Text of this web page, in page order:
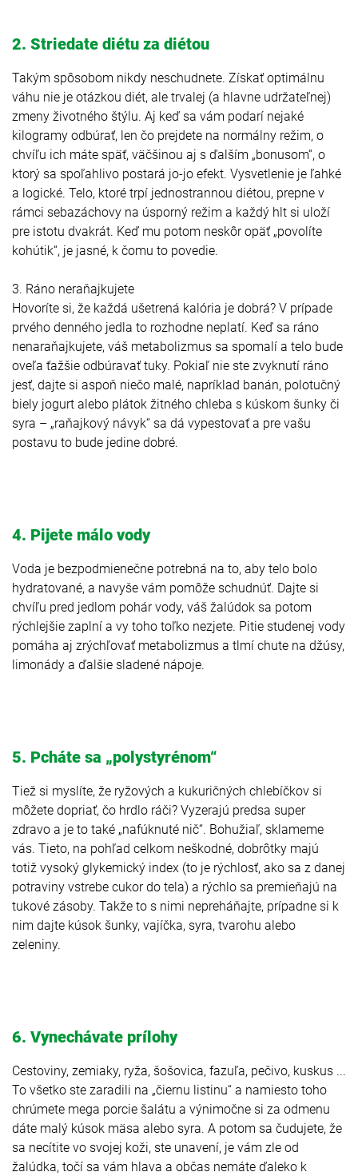
2. Striedate diétu za diétou
Takým spôsobom nikdy neschudnete. Získať optimálnu
váhu nie je otázkou diét, ale trvalej (a hlavne udržateľnej)
zmeny životného štýlu. Aj keď sa vám podarí nejaké
kilogramy odbúrať, len čo prejdete na normálny režim, o
chvíľu ich máte späť, väčšinou aj s ďalším „bonusom“, o
ktorý sa spoľahlivo postará jo-jo efekt. Vysvetlenie je ľahké
a logické. Telo, ktoré trpí jednostrannou diétou, prepne v
rámci sebazáchovy na úsporný režim a každý hlt si uloží
pre istotu dvakrát. Keď mu potom neskôr opäť „povolíte
kohútik“, je jasné, k čomu to povedie.
3. Ráno neraňajkujete
Hovoríte si, že každá ušetrená kalória je dobrá? V prípade
prvého denného jedla to rozhodne neplatí. Keď sa ráno
nenaraňajkujete, váš metabolizmus sa spomalí a telo bude
oveľa ťažšie odbúravať tuky. Pokiaľ nie ste zvyknutí ráno
jesť, dajte si aspoň niečo malé, napríklad banán, polotučný
biely jogurt alebo plátok žitného chleba s kúskom šunky či
syra – „raňajkový návyk“ sa dá vypestovať a pre vašu
postavu to bude jedine dobré.
4. Pijete málo vody
Voda je bezpodmienečne potrebná na to, aby telo bolo
hydratované, a navyše vám pomôže schudnúť. Dajte si
chvíľu pred jedlom pohár vody, váš žalúdok sa potom
rýchlejšie zaplní a vy toho toľko nezjete. Pitie studenej vody
pomáha aj zrýchľovať metabolizmus a tlmí chute na džúsy,
limonády a ďalšie sladené nápoje.
5. Pcháte sa „polystyrénom“
Tiež si myslíte, že ryžových a kukuričných chlebíčkov si
môžete dopriať, čo hrdlo ráči? Vyzerajú predsa super
zdravo a je to také „nafúknuté nič“. Bohužiaľ, sklameme
vás. Tieto, na pohľad celkom neškodné, dobrôtky majú
totiž vysoký glykemický index (to je rýchlosť, ako sa z danej
potraviny vstrebe cukor do tela) a rýchlo sa premieňajú na
tukové zásoby. Takže to s nimi nepreháňajte, prípadne si k
nim dajte kúsok šunky, vajíčka, syra, tvarohu alebo
zeleniny.
6. Vynechávate prílohy
Cestoviny, zemiaky, ryža, šošovica, fazuľa, pečivo, kuskus ...
To všetko ste zaradili na „čiernu listinu“ a namiesto toho
chrúmete mega porcie šalátu a výnimočne si za odmenu
dáte malý kúsok mäsa alebo syra. A potom sa čudujete, že
sa necítite vo svojej koži, ste unavení, je vám zle od
žalúdka, točí sa vám hlava a občas nemáte ďaleko k